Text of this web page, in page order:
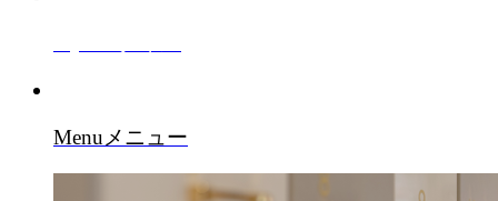
Menu メニュー